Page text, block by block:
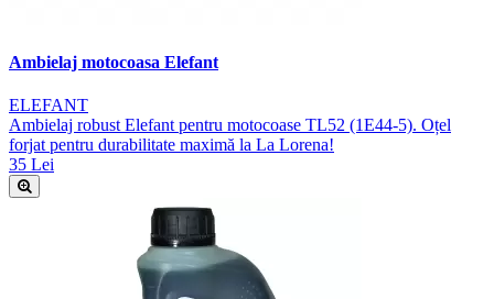
Ambielaj motocoasa Elefant
ELEFANT
Ambielaj robust Elefant pentru motocoase TL52 (1E44-5). Oțel
forjat pentru durabilitate maximă la La Lorena!
35 Lei